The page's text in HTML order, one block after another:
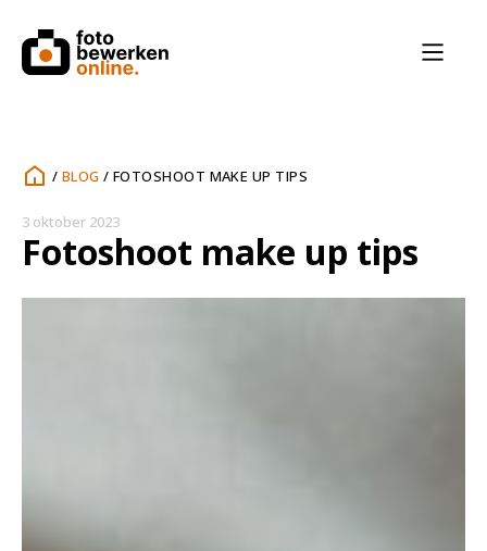
/ BLOG /FOTOSHOOT MAKE UP TIPS
3 oktober 2023
Fotoshoot make up tips